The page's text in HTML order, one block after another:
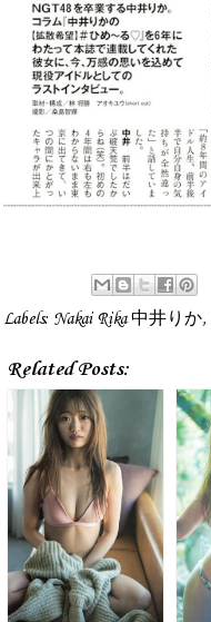
Labels: Nakai Rika 中井りか,
Related Posts: